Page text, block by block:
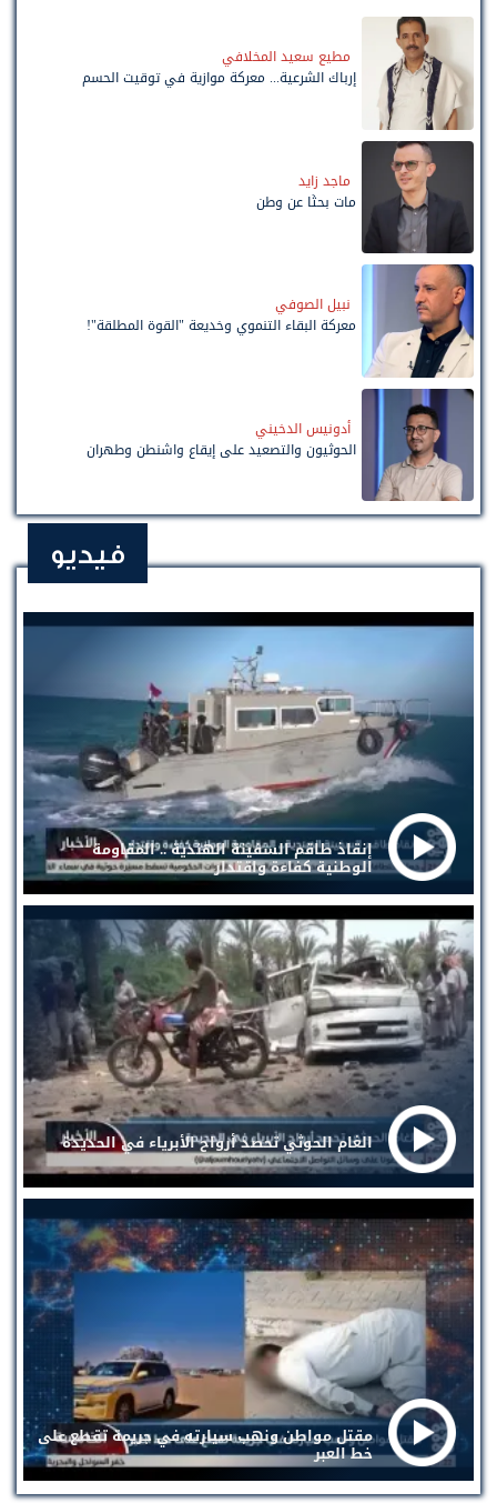
مطيع سعيد المخلافي
إرباك الشرعية... معركة موازية في توقيت الحسم
ماجد زايد
مات بحثًا عن وطن
نبيل الصوفي
معركة البقاء التنموي وخديعة "القوة المطلقة"!
أدونيس الدخيني
الحوثيون والتصعيد على إيقاع واشنطن وطهران
فيديو
إنقاذ طاقم السفينة الهندية .. المقاومة
الوطنية كفاءة واقتدار
الغام الحوثي تحصد أرواح الأبرياء في الحديدة
مقتل مواطن ونهب سيارته في جريمة تقطع على
خط العبر